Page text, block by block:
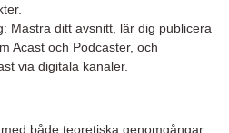
Mastra ditt avsnitt, lär dig publicera
Acast och Podcaster, och
via digitala kanaler.
både teoretiska genomgångar